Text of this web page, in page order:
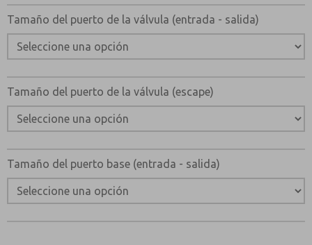
Tamaño del puerto de la válvula (entrada - salida)
Tamaño del puerto de la válvula (escape)
Tamaño del puerto base (entrada - salida)
Envíenme actualizaciones periódicas sobre
producto y más.
se recopilarán y almacenarán electrónicamente. Mis
únicamente con fines estrictamente destinados a
solicitud. Al enviar el formulario de contacto, acepto el